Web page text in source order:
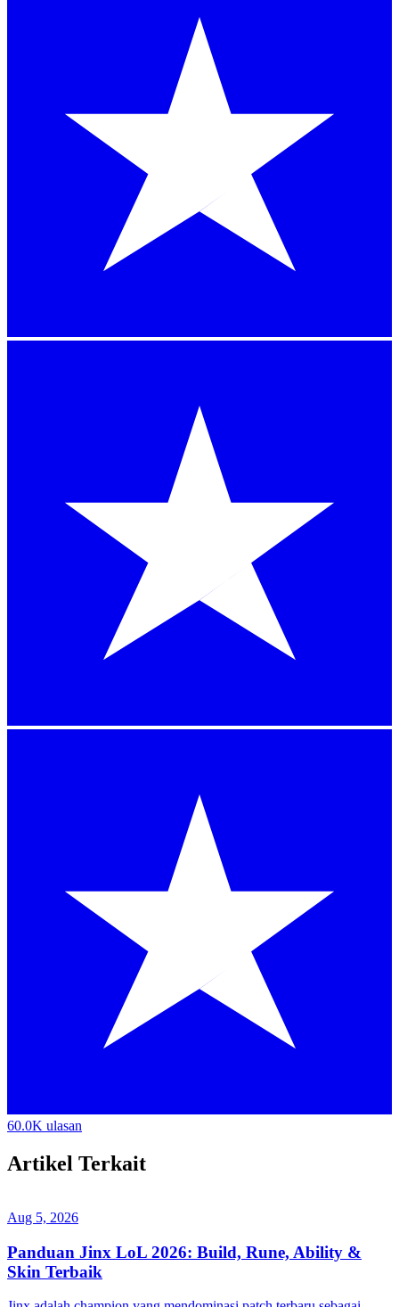
60.0K ulasan
Artikel Terkait
Aug 5, 2026
Panduan Jinx LoL 2026: Build, Rune, Ability &
Skin Terbaik